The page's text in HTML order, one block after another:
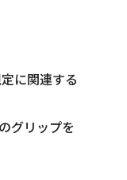
に関連する
グリップを